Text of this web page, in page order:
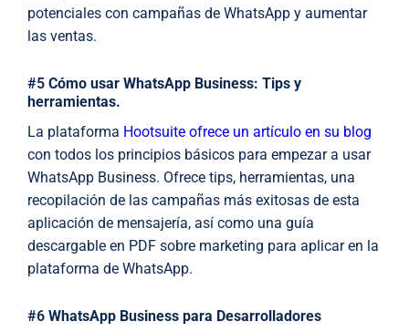
potenciales con campañas de WhatsApp y aumentar
las ventas.
#5 Cómo usar WhatsApp Business: Tips y
herramientas.
La plataforma Hootsuite ofrece un artículo en su blog
con todos los principios básicos para empezar a usar
WhatsApp Business. Ofrece tips, herramientas, una
recopilación de las campañas más exitosas de esta
aplicación de mensajería, así como una guía
descargable en PDF sobre marketing para aplicar en la
plataforma de WhatsApp.
#6 WhatsApp Business para Desarrolladores